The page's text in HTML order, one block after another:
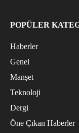
POPÜLER
Haberler
Genel
Manşet
Teknoloji
Dergi
Öne Çıkan Haberler